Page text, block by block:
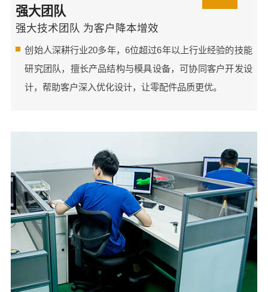
强大团队
强大技术团队 为客户降本增效
创始人深耕行业20多年，6位超过6年以上行业经验的技能
研究团队，擅长产品结构与模具设备，可协同客户开发设
计，帮助客户深入优化设计，让零配件品质更优。